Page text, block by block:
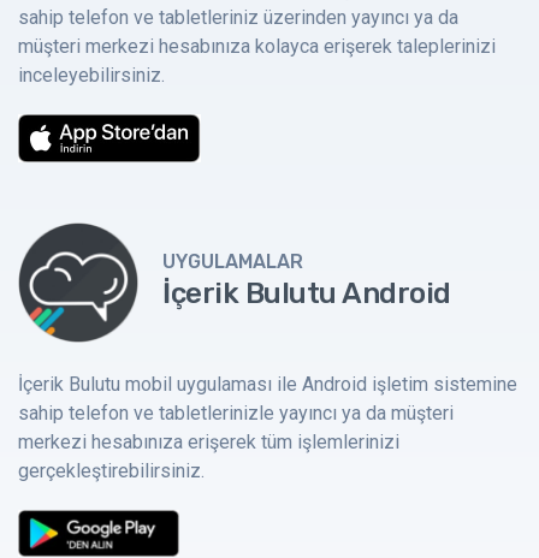
sahip telefon ve tabletleriniz üzerinden yayıncı ya da
müşteri merkezi hesabınıza kolayca erişerek taleplerinizi
inceleyebilirsiniz.
UYGULAMALAR
İçerik Bulutu Android
İçerik Bulutu mobil uygulaması ile Android işletim sistemine
sahip telefon ve tabletlerinizle yayıncı ya da müşteri
merkezi hesabınıza erişerek tüm işlemlerinizi
gerçekleştirebilirsiniz.